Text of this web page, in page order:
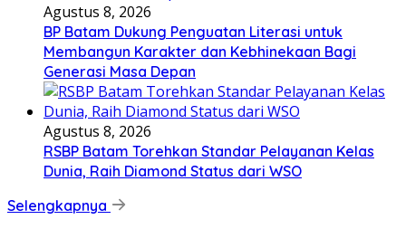
Agustus 8, 2026
BP Batam Dukung Penguatan Literasi untuk
Membangun Karakter dan Kebhinekaan Bagi
Generasi Masa Depan
Agustus 8, 2026
RSBP Batam Torehkan Standar Pelayanan Kelas
Dunia, Raih Diamond Status dari WSO
Selengkapnya